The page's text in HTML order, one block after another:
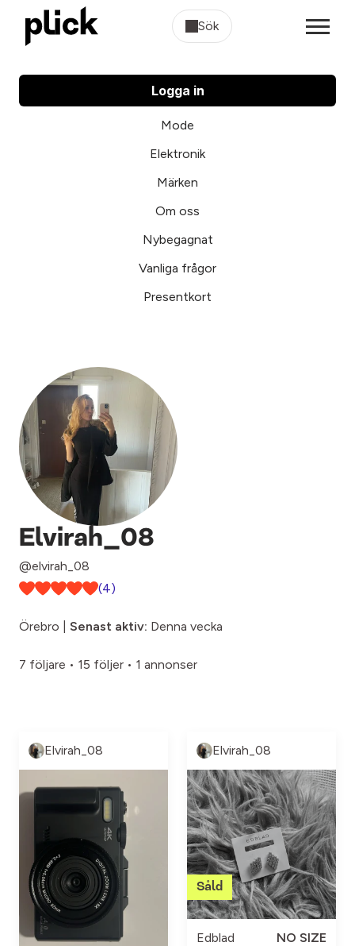
Sök
Logga in
Mode
Elektronik
Märken
Om oss
Nybegagnat
Vanliga frågor
Presentkort
Elvirah_08
@elvirah_08
(4)
Örebro | Senast aktiv: Denna vecka
7 följare • 15 följer • 1 annonser
Elvirah_08 Elvirah_08
Edblad
NO SIZE